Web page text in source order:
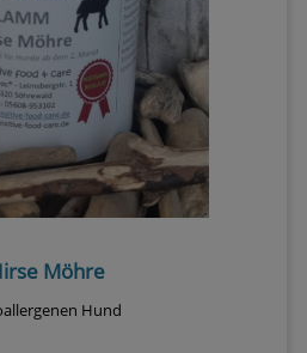
Möhre
Hund